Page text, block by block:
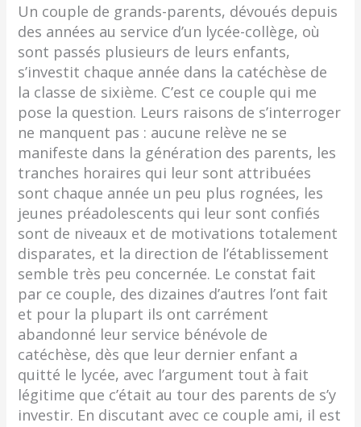
Un couple de grands-parents, dévoués depuis
des années au service d’un lycée-collège, où
sont passés plusieurs de leurs enfants,
s’investit chaque année dans la catéchèse de
la classe de sixième. C’est ce couple qui me
pose la question. Leurs raisons de s’interroger
ne manquent pas : aucune relève ne se
manifeste dans la génération des parents, les
tranches horaires qui leur sont attribuées
sont chaque année un peu plus rognées, les
jeunes préadolescents qui leur sont confiés
sont de niveaux et de motivations totalement
disparates, et la direction de l’établissement
semble très peu concernée. Le constat fait
par ce couple, des dizaines d’autres l’ont fait
et pour la plupart ils ont carrément
abandonné leur service bénévole de
catéchèse, dès que leur dernier enfant a
quitté le lycée, avec l’argument tout à fait
légitime que c’était au tour des parents de s’y
investir. En discutant avec ce couple ami, il est